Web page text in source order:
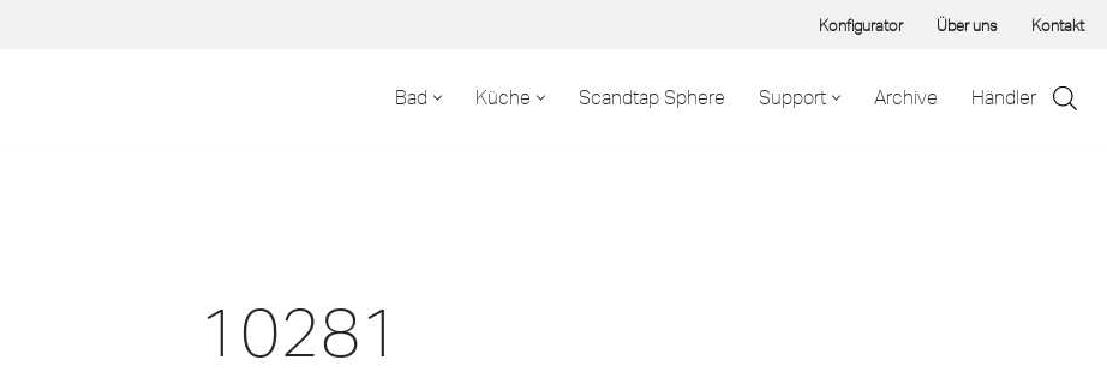
Konfigurator Über uns Kontakt
Bad Küche Scandtap Sphere Support Archive Händler
10281